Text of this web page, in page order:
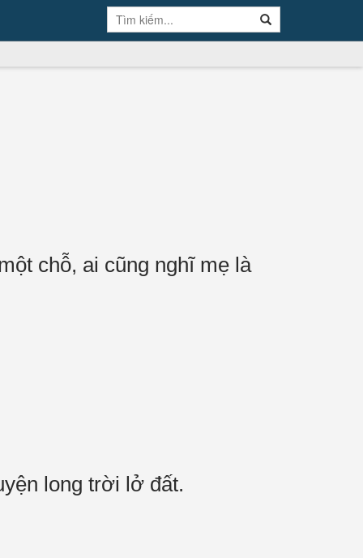
chỗ, ai cũng nghĩ mẹ là
long trời lở đất.